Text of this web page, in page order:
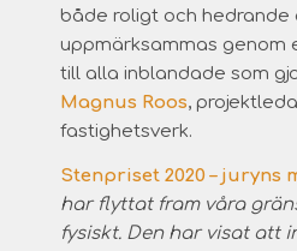
både roligt och
uppmärksammas genom
till alla inblandade som
Magnus Roos,
fastighetsverk.
Stenpriset 2020 – juryns
har flyttat fram våra
fysiskt. Den har visat att